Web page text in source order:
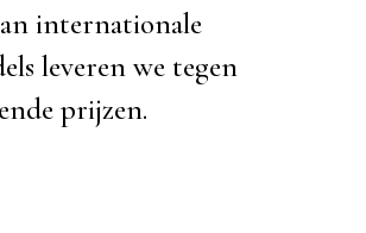
internationale
leveren we tegen
prijzen.